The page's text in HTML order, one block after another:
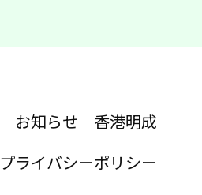
お知らせ
香港明成
プライバシーポリシー